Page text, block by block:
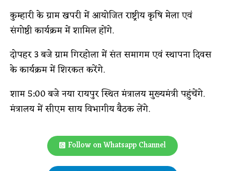
कुम्हारी के ग्राम खपरी में आयोजित राष्ट्रीय कृषि मेला एवं
संगोष्ठी कार्यक्रम में शामिल होंगे.
दोपहर 3 बजे ग्राम गिरहोला में संत समागम एवं स्थापना दिवस
के कार्यक्रम में शिरकत करेंगे.
शाम 5:00 बजे नया रायपुर स्थित मंत्रालय मुख्यमंत्री पहुंचेंगे.
मंत्रालय में सीएम साय विभागीय बैठक लेंगे.
Follow on Whatsapp Channel